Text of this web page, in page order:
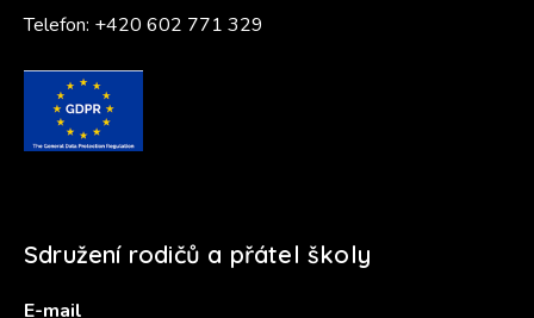
Telefon: +420 602 771 329
Sdružení rodičů a přátel školy
E-mail